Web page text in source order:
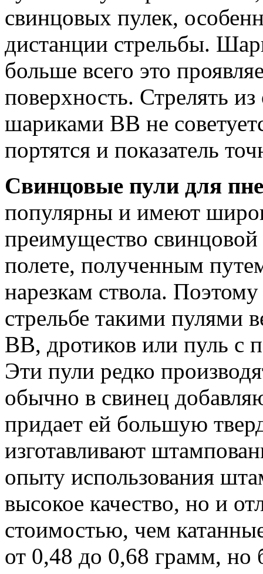
свинцовых пулек,
дистанции стрельбы.
больше всего это
поверхность. Стрелять
шариками ВВ не
портятся и показатель
Свинцовые пули для
популярны и имеют
преимущество свинцовой
полете, полученным
нарезкам ствола.
стрельбе такими пулями
ВВ, дротиков или пуль с
Эти пули редко
обычно в свинец
придает ей большую
изготавливают
опыту использования
высокое качество, но и
стоимостью, чем
от 0,48 до 0,68 грамм,